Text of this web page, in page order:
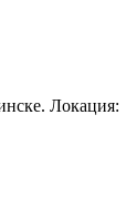
Локация: